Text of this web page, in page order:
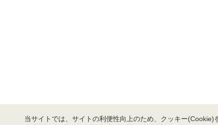
当サイトでは、サイトの利便性向上のため、クッキー